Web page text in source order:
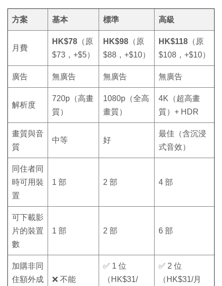
方案 基本 標準 高級
月費
HK$78 （原
$73，+$5）
HK$98 （原
$88，+$10）
HK$118 （原
$108，+$10）
廣告 無廣告 無廣告 無廣告
解析度
720p（高畫
質）
1080p（全高
畫質）
4K（超高畫
質）+ HDR
畫質與音
質
中等 好
最佳（含沉浸
式音效）
同住者同
時可用裝
置
1 部 2 部 4 部
可下載影
片的裝置
數
1 部 2 部 6 部
加購非同
住額外成
❌ 不能
✅ 1 位
（HK$31/
✅ 2 位
（HK$31/月